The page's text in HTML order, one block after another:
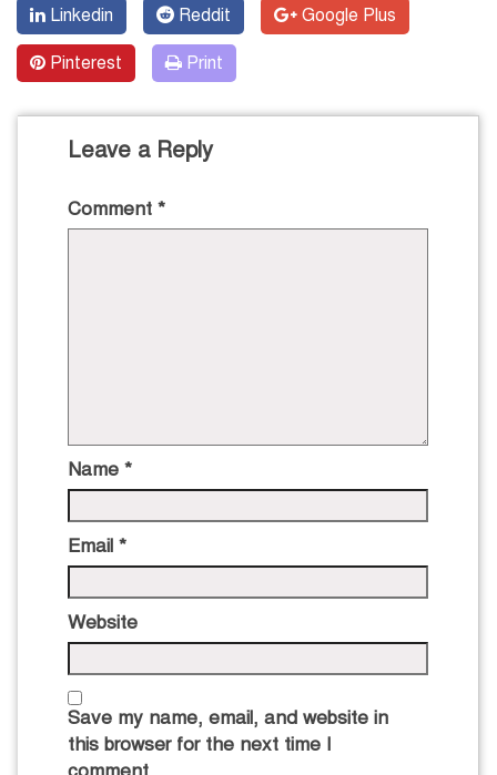
Linkedin Reddit Google Plus
Pinterest Print
Leave a Reply
Comment *
Name *
Email *
Website
Save my name, email, and website in
this browser for the next time I